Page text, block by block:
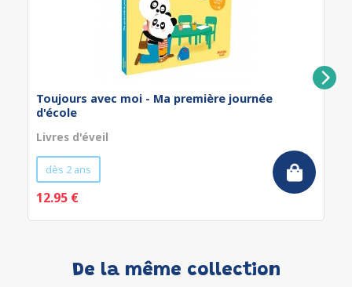
Toujours avec moi - Ma première journée
d'école
Livres d'éveil
dès 2 ans
12.95 €
De la même collection